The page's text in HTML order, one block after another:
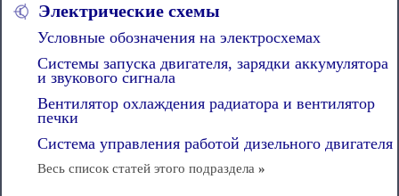
Электрические схемы
Условные обозначения на электросхемах
Системы запуска двигателя, зарядки аккумулятора
и звукового сигнала
Вентилятор охлаждения радиатора и вентилятор
печки
Система управления работой дизельного двигателя
Весь список статей этого подраздела »